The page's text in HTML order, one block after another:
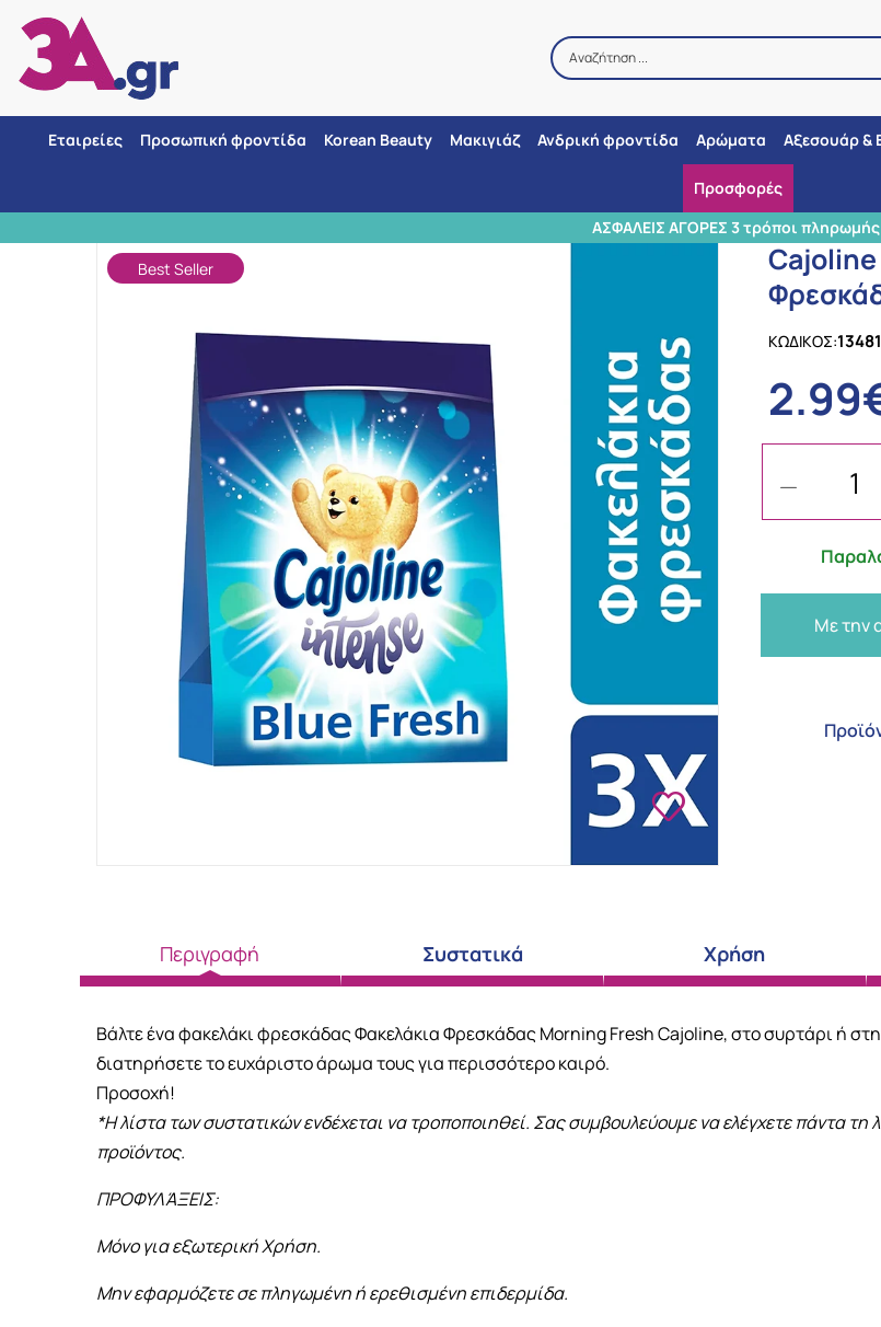
Αναζήτηση ...
Εταιρείες Προσωπική φροντίδα Korean Beauty Μακιγιάζ Ανδρική φροντίδα Αρώματα Αξεσουάρ &
Προσφορές
ΑΣΦΑΛΕΙΣ ΑΓΟΡΕΣ 3 τρόποι πληρωμής
Αρχική / Εταιρίες / Cajoline / Cajoline Blue Fresh, Αρωματικά
Best Seller
Cajoline
ΚΩΔΙΚΟΣ:
Με την
Περιγραφή Συστατικά Χρήση
Βάλτε ένα φακελάκι φρεσκάδας Φακελάκια Φρεσκάδας Morning Fresh Cajoline, στο συρτάρι ή
διατηρήσετε το ευχάριστο άρωμα τους για περισσότερο καιρό.
Προσοχή!
*Η λίστα των συστατικών ενδέχεται να τροποποιηθεί. Σας συμβουλεύουμε να ελέγχετε πάντα
προϊόντος.
ΠΡΟΦΥΛΆΞΕΙΣ:
Μόνο για εξωτερική Χρήση.
Μην εφαρμόζετε σε πληγωμένη ή ερεθισμένη επιδερμίδα.